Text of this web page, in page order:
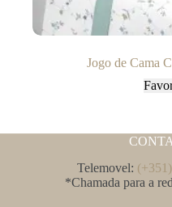
Jogo de Cama
Telemovel:
*Chamada para a